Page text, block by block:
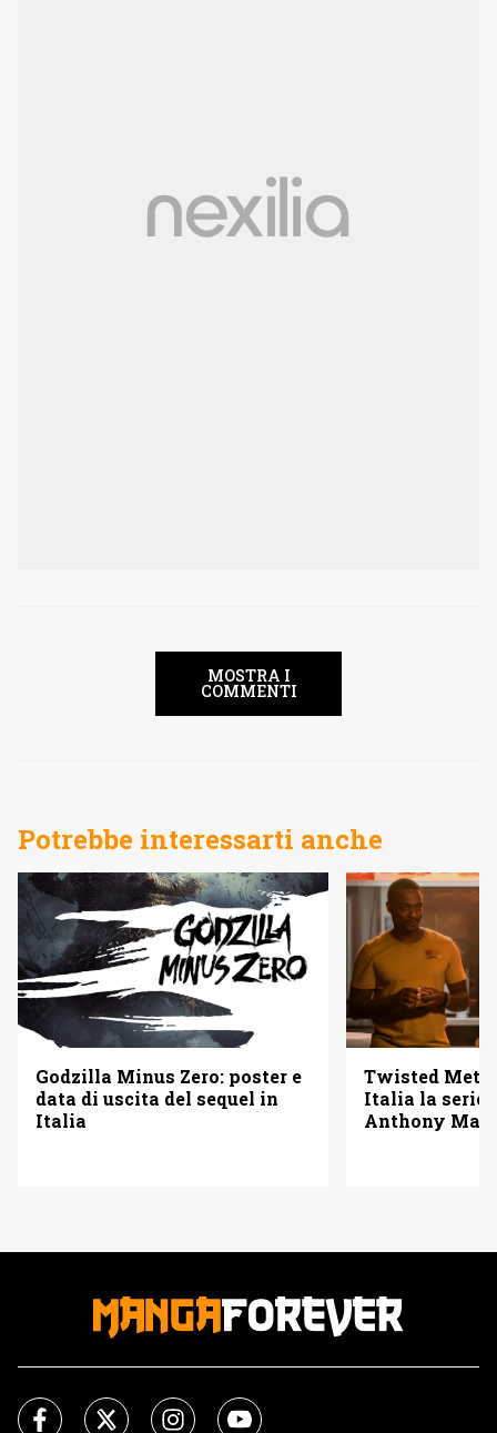
MOSTRA I
COMMENTI
Potrebbe interessarti anche
Godzilla Minus Zero: poster e
data di uscita del sequel in
Italia
Twisted
Italia la serie
Anthony